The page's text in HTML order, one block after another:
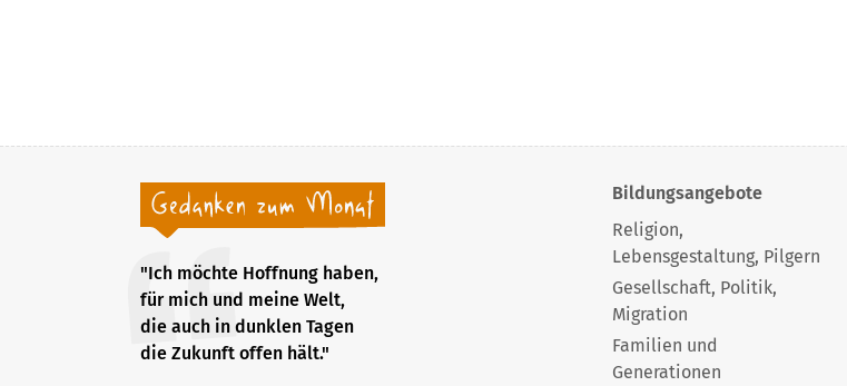
"Ich möchte Hoffnung haben,
für mich und meine Welt,
die auch in dunklen Tagen
die Zukunft offen hält."
Bildungsangebote
Religion,
Lebensgestaltung, Pilgern
Gesellschaft, Politik,
Migration
Familien und
Generationen